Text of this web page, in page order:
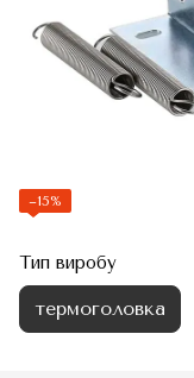
−15%
Тип виробу
термоголовка